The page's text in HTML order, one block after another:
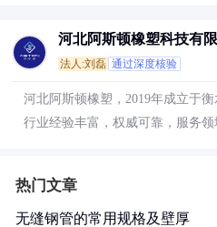
河北阿斯顿橡塑科技有
法人:刘磊 通过深度核验
河北阿斯顿橡塑，2019年成立于
行业经验丰富，权威可靠，服务领
热门文章
无缝钢管的常用规格及壁厚